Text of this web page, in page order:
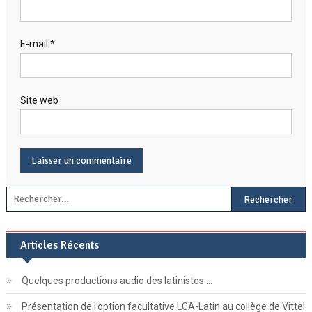
E-mail *
Site web
Rechercher :
Articles Récents
Quelques productions audio des latinistes …
Présentation de l’option facultative LCA-Latin au collège de Vittel